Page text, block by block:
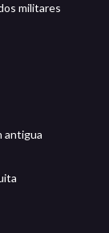
militares
antigua